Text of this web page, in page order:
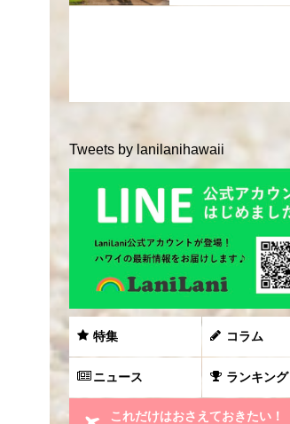
Tweets by lanilanihawaii
特集 コラム
ニュース ランキング
これだけはおさえておきたい！